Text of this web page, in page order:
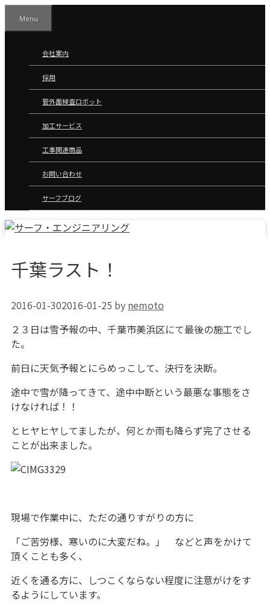
Menu
会社案内
採用
管外面検査ロボット
加工サービス
工事関連商品
お問い合わせ
サーフブログ
千葉ラスト！
2016-01-302016-01-25 by nemoto
２３日は雪予報の中、千葉市美浜区にて最後の施工でし
た。
前日に天気予報とにらめっこして、決行を決断。
途中で雪が降ってきて、途中中断という最悪な事態をさ
けなければ！！
とヒヤヒヤしてましたが、何とか雨も降らず完了させる
ことが出来ました。
現場で作業中に、ただの通りすがりの方に
「ご苦労様、寒いのに大変だね。」 などと声をかけて
頂くことも多く、
近くを通る方に、しつこくならない程度に注意がけをす
るようにしています。